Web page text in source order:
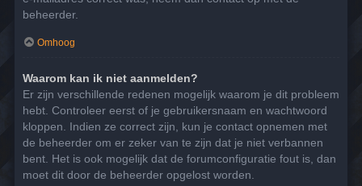
beheerder.
Omhoog
Waarom kan ik niet aanmelden?
Er zijn verschillende redenen mogelijk waarom je dit probleem
hebt. Controleer eerst of je gebruikersnaam en wachtwoord
kloppen. Indien ze correct zijn, kun je contact opnemen met
de beheerder om er zeker van te zijn dat je niet verbannen
bent. Het is ook mogelijk dat de forumconfiguratie fout is, dan
moet dit door de beheerder opgelost worden.